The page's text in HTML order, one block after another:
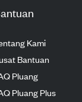
Kami
Bantuan
Pluang
Pluang Plus